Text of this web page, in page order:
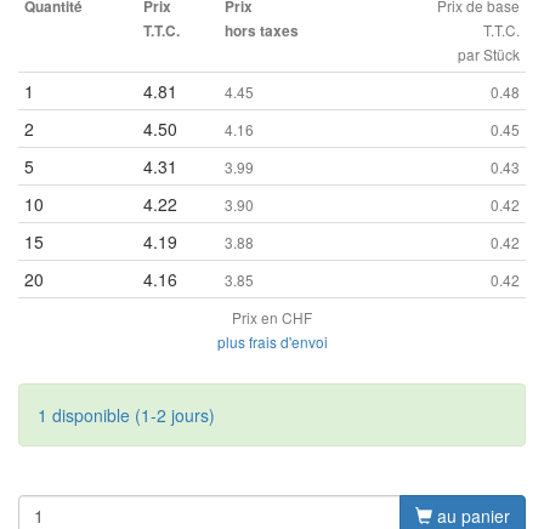
Quantité
Prix
T.T.C.
Prix
hors taxes
Prix de base
T.T.C.
par Stück
1 4.81 4.45 0.48
2 4.50 4.16 0.45
5 4.31 3.99 0.43
10 4.22 3.90 0.42
15 4.19 3.88 0.42
20 4.16 3.85
0.42
Prix en CHF
plus frais d'envoi
1 disponible (1-2 jours)
au panier